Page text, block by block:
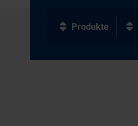
Produkte